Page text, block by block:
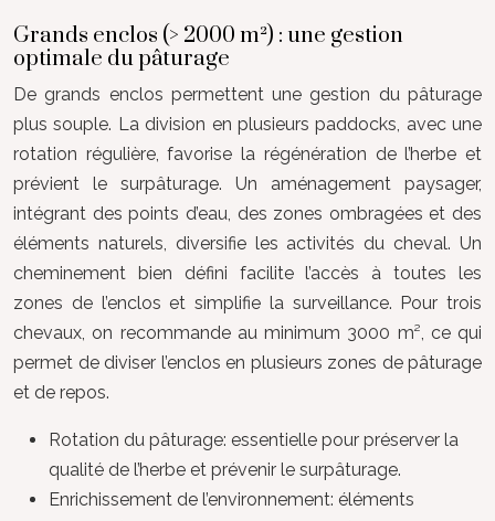
Grands enclos (> 2000 m²) : une gestion
optimale du pâturage
De grands enclos permettent une gestion du pâturage
plus souple. La division en plusieurs paddocks, avec une
rotation régulière, favorise la régénération de l’herbe et
prévient le surpâturage. Un aménagement paysager,
intégrant des points d’eau, des zones ombragées et des
éléments naturels, diversifie les activités du cheval. Un
cheminement bien défini facilite l’accès à toutes les
zones de l’enclos et simplifie la surveillance. Pour trois
chevaux, on recommande au minimum 3000 m², ce qui
permet de diviser l’enclos en plusieurs zones de pâturage
et de repos.
Rotation du pâturage: essentielle pour préserver la
qualité de l’herbe et prévenir le surpâturage.
Enrichissement de l’environnement: éléments